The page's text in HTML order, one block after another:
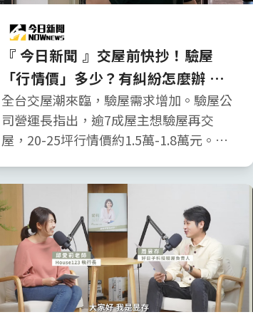
『 今日新聞 』交屋前快抄！驗屋
「行情價」多少？有糾紛怎麼辦 廠
商不藏全說了
全台交屋潮來臨，驗屋需求增加。驗屋公
司營運長指出，逾7成屋主想驗屋再交
屋，20-25坪行情價約1.5萬-1.8萬元。驗
大區域，檢驗結構牆體、給排水、滲漏
水、電氣等八類。常見缺失包含滲漏水、
泥作結構及外觀問題。遇糾紛應先確認問
題，由建商修繕，屋主複驗。建議修繕滿
意再撥5%交屋保留款。